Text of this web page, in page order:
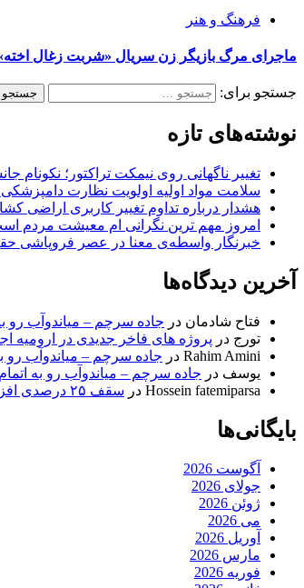
فرهنگ و هنر
ماجرای مرگ بازیگر زن سریال «شربت زغال
جستجو برای:
نوشته‌های تازه
تغییر ناگهانی روی نیمکت تراکتور؛ نکونام
سلامت مواد اولیه اولویت نظارت
هشدار درباره تداوم تغییر کاربری اراضی
امروز مهم‌ ترین نگرانی‌ ام معیشت مردم
خبرنگار واسطه‌ی معنا در عصر فروپاشی
آخرین دیدگاه‌ها
فتاح شادمان در جاده سرچم – میاندوآب رو
تورج در پروژه های فاخر جدیدی در ارومیه
Rahim Amini در جاده سرچم – میاندوآب رو
یوسف در جاده سرچم – میاندوآب رو به
Hossein fatemiparsa در سقف ۲۵ درصدی افزایش اجاره‌بها در آذربایجان شرقی اجرا می‌شود
بایگانی‌ها
آگوست 2026
جولای 2026
ژوئن 2026
می 2026
آوریل 2026
مارس 2026
فوریه 2026